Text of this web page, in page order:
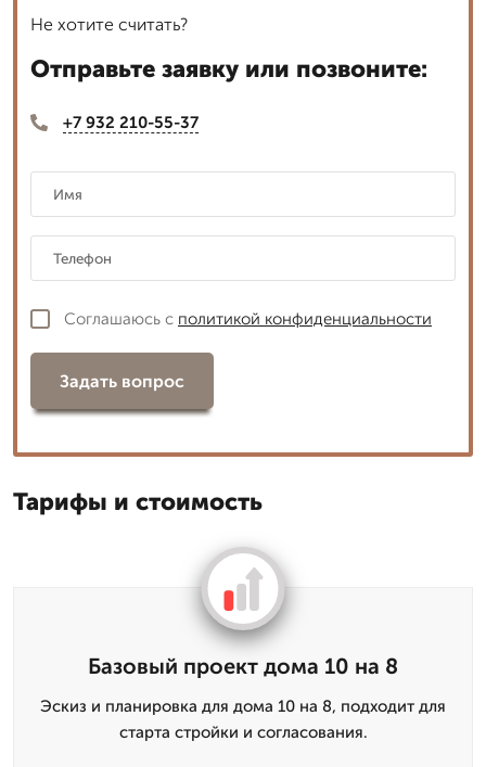
Не хотите считать?
Отправьте заявку или позвоните:
+7 932 210-55-37
Соглашаюсь с политикой конфиденциальности
Задать вопрос
Тарифы и стоимость
Базовый проект дома 10 на 8
Эскиз и планировка для дома 10 на 8, подходит для
старта стройки и согласования.